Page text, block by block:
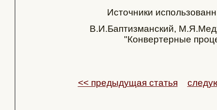
Источники
В.И.Баптизманский,
"Конвертерные
<< предыдущая статья